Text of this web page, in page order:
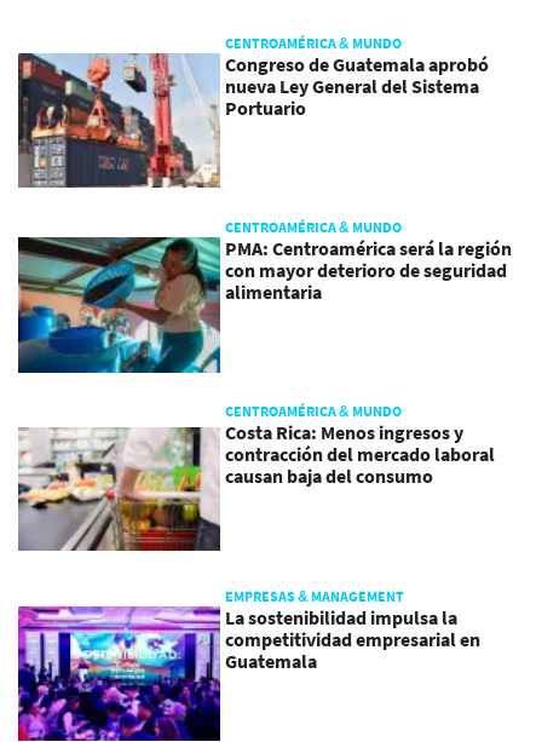
CENTROAMÉRICA & MUNDO
Congreso de Guatemala aprobó
nueva Ley General del Sistema
Portuario
CENTROAMÉRICA & MUNDO
PMA: Centroamérica será la región
con mayor deterioro de seguridad
alimentaria
CENTROAMÉRICA & MUNDO
Costa Rica: Menos ingresos y
contracción del mercado laboral
causan baja del consumo
EMPRESAS & MANAGEMENT
La sostenibilidad impulsa la
competitividad empresarial en
Guatemala